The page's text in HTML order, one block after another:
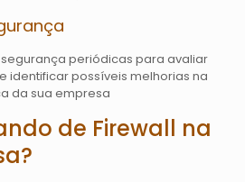
periódicas para avaliar
identificar possíveis melhorias na
da sua empresa
de Firewall na